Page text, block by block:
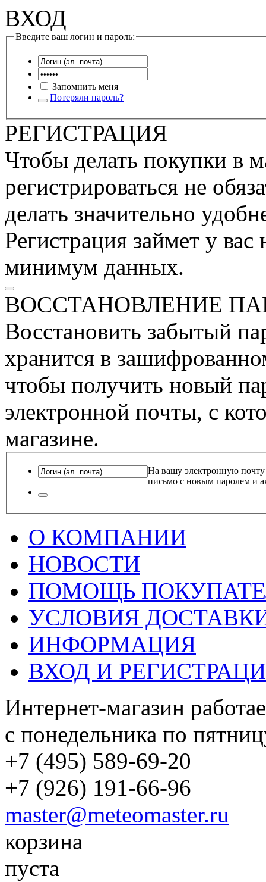
ВХОД
Введите ваш логин и пароль:
Запомнить меня
Потеряли пароль?
РЕГИСТРАЦИЯ
Чтобы делать покупки в
регистрироваться не
делать значительно
Регистрация займет у
минимум данных.
ВОССТАНОВЛЕНИЕ
Восстановить забытый
хранится в
чтобы получить новый
электронной почты, с
магазине.
На вашу электронную почту
письмо с новым паролем и
О КОМПАНИИ
НОВОСТИ
ПОМОЩЬ
УСЛОВИЯ
ИНФОРМАЦИЯ
ВХОД И
Интернет-магазин
с понедельника по
+7 (495) 589-69-20
+7 (926) 191-66-96
master@meteomaster.ru
корзина
пуста